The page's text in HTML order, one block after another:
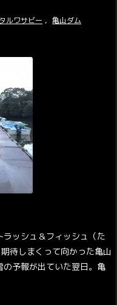
ルワサビー , 亀山ダム
ッシュ＆フィッシュ（た
待しまくって向かった亀山
予報が出ていた翌日。 亀